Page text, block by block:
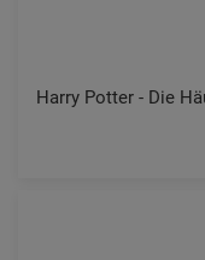
Harry Potter - Die